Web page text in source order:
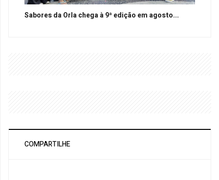
Sabores da Orla chega à 9ª edição em agosto...
COMPARTILHE